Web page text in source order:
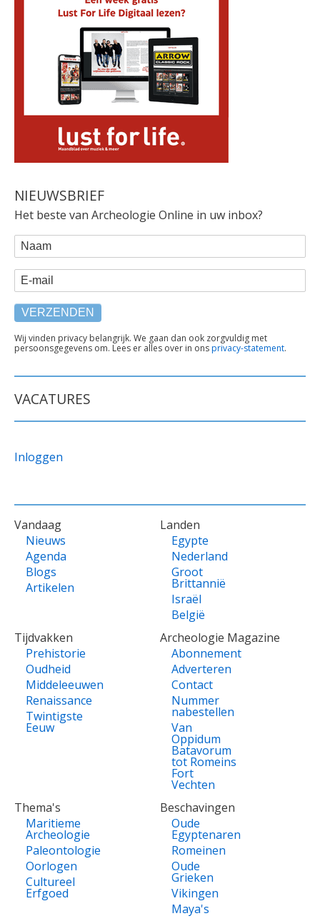
NIEUWSBRIEF
Het beste van Archeologie Online in uw inbox?
WEBFORM
Naam
E-mail
TEKST
ONDER
Wij vinden privacy belangrijk. We gaan dan ook zorgvuldig met
persoonsgegevens om. Lees er alles over in onsprivacy-statement.
VACATURES
Inloggen
VOET
Vandaag
Nieuws
Agenda
Blogs
Artikelen
Landen
Egypte
Nederland
Groot
Brittannië
Israël
België
Tijdvakken
Prehistorie
Oudheid
Middeleeuwen
Renaissance
Twintigste
Eeuw
Archeologie Magazine
Abonnement
Adverteren
Contact
Nummer
nabestellen
Van
Oppidum
Batavorum
tot Romeins
Fort
Vechten
Thema's
Maritieme
Archeologie
Paleontologie
Oorlogen
Cultureel
Erfgoed
Beschavingen
Oude
Egyptenaren
Romeinen
Oude
Grieken
Vikingen
Maya's